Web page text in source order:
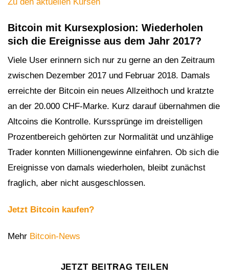
Bitcoin mit Kursexplosion: Wiederholen
sich die Ereignisse aus dem Jahr 2017?
Viele User erinnern sich nur zu gerne an den Zeitraum
zwischen Dezember 2017 und Februar 2018. Damals
erreichte der Bitcoin ein neues Allzeithoch und kratzte
an der 20.000 CHF-Marke. Kurz darauf übernahmen die
Altcoins die Kontrolle. Kurssprünge im dreistelligen
Prozentbereich gehörten zur Normalität und unzählige
Trader konnten Millionengewinne einfahren. Ob sich die
Ereignisse von damals wiederholen, bleibt zunächst
fraglich, aber nicht ausgeschlossen.
Jetzt Bitcoin kaufen?
Mehr Bitcoin-News
JETZT BEITRAG TEILEN